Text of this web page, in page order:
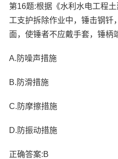
第16题:根据《水利水电工程
工支护拆除作业中，锤击钢钎
面，使锤者不应戴手套，锤柄
A.防噪声措施
B.防滑措施
C.防摩擦措施
D.防振动措施
正确答案:B